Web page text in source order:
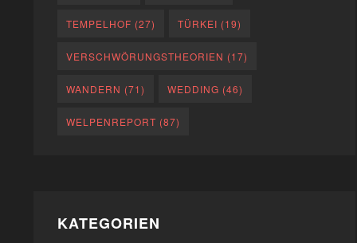
TEMPELHOF (27) TÜRKEI (19)
VERSCHWÖRUNGSTHEORIEN (17)
WANDERN (71) WEDDING (46)
WELPENREPORT (87)
KATEGORIEN